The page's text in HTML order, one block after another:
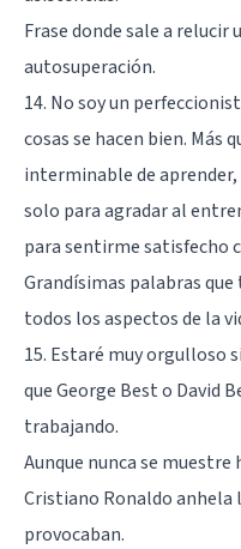
Frase donde sale a relucir
autosuperación.
14. No soy un
cosas se hacen bien. Más
interminable de
solo para agradar al
para sentirme satisfecho
Grandísimas palabras
todos los aspectos de la
15. Estaré muy orgulloso
que George Best o David
trabajando.
Aunque nunca se
Cristiano Ronaldo anhela
provocaban.